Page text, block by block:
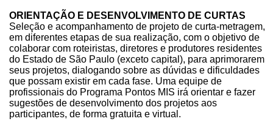
ORIENTAÇÃO E DESENVOLVIMENTO DE CURTAS
Seleção e acompanhamento de projeto de curta-metragem,
em diferentes etapas de sua realização, com o objetivo de
colaborar com roteiristas, diretores e produtores residentes
do Estado de São Paulo (exceto capital), para aprimorarem
seus projetos, dialogando sobre as dúvidas e dificuldades
que possam existir em cada fase. Uma equipe de
profissionais do Programa Pontos MIS irá orientar e fazer
sugestões de desenvolvimento dos projetos aos
participantes, de forma gratuita e virtual.